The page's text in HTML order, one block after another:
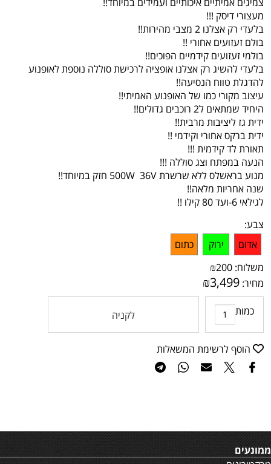
מעצורי דיסק !!!
בלעדי רק אצלנו 2 מצבי מהירות!!
בולם זעזועים אחורי !!
בולמי זעזועים קידמיים הפוכים!!
בלעדי להשיג רק אצלנו אופציה לרכישת סוללה נוספת לאופנוע
להדגלת טווח הנסיעה!!
עיצוב מקורי כמו של האופנוע האמיתי!!
היחיד שמתאים ל2 רוכבים גדולים!!
ידית גז ליציבות מרבית!!
ידית ברקס אחורי וקידמי !!
תאורת לד קידמית !!!
הנעה במפתח וצג סוללה !!!
מנוע בראשלס ללא שרשרת 500W 36V חזק במיוחד!!
שנה אחריות מלאה!!
לגילאי 6-ועד 80 קילו !!
צבע:
אדום
ירוק
כתום
משלוח:
₪200
מחיר:
₪3,499
כמות לקניה
הוסף לרשימת המשאלות
ממונעים